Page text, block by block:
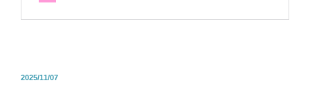
投
2025/11/07